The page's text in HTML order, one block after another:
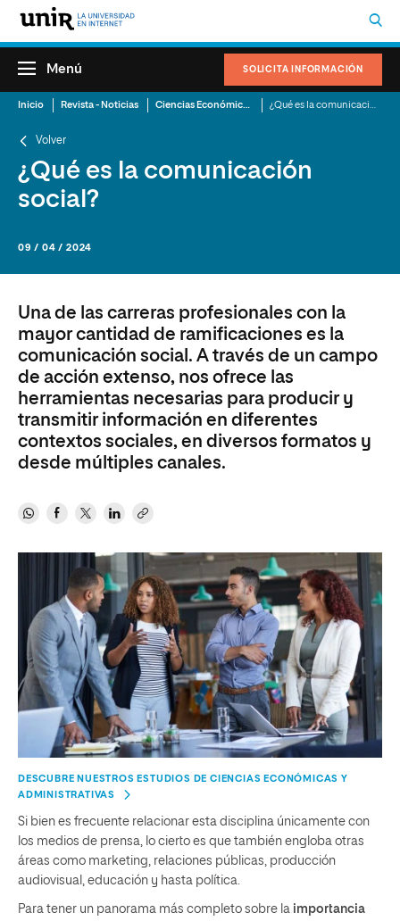
SOLICITA INFORMACIÓN
Menú
Inicio Revista - Noticias Ciencias Económicas y Administrativas
Volver
¿Qué es la comunicación
social?
09 / 04 / 2024
Una de las carreras profesionales con la
mayor cantidad de ramificaciones es la
comunicación social. A través de un campo
de acción extenso, nos ofrece las
herramientas necesarias para producir y
transmitir información en diferentes
contextos sociales, en diversos formatos y
desde múltiples canales.
DESCUBRE NUESTROS ESTUDIOS DE CIENCIAS ECONÓMICAS Y
ADMINISTRATIVAS
Si bien es frecuente relacionar esta disciplina únicamente con
los medios de prensa, lo cierto es que también engloba otras
áreas como marketing, relaciones públicas, producción
audiovisual, educación y hasta política.
Para tener un panorama más completo sobre la importancia